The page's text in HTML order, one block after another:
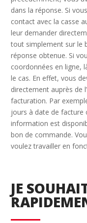
dans la réponse. Si
contact avec la casse
leur demander
tout simplement sur le
réponse obtenue. Si
coordonnées en ligne,
le cas. En effet, vous
directement auprès de
facturation. Par
jours à date de facture
information est
bon de commande.
voulez travailler en
JE